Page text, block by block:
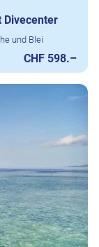
Divecenter
und Blei
CHF 598.–